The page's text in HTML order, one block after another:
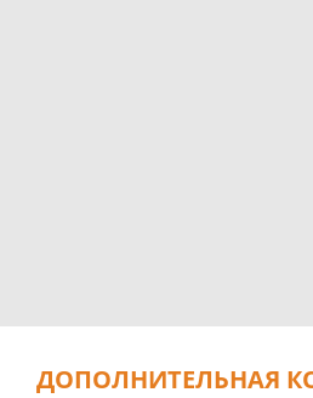
ДОПОЛНИТЕЛЬНАЯ